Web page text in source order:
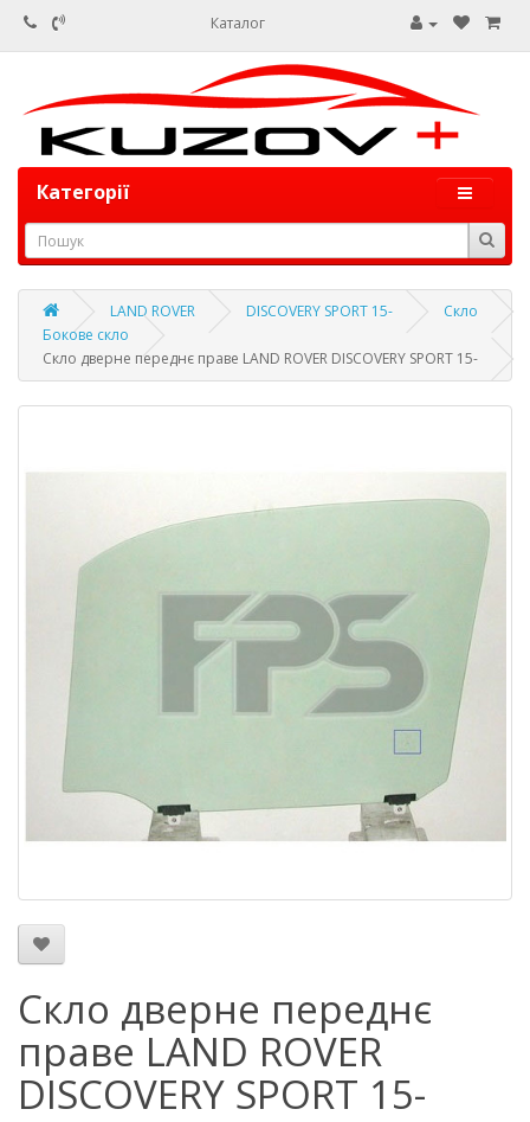
Каталог
Категорії
LAND ROVER DISCOVERY SPORT 15-
Скло
Бокове скло
Скло дверне переднє праве LAND ROVER DISCOVERY SPORT 15-
Скло дверне переднє
праве LAND ROVER
DISCOVERY SPORT 15-